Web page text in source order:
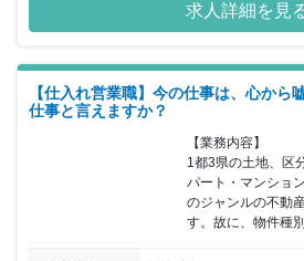
求人詳細を見
【仕入れ営業職】今の仕事は、心から
仕事と言えますか？
【業務内容】
1都3県の土地、区
パート・マンショ
のジャンルの不動
す。故に、物件種